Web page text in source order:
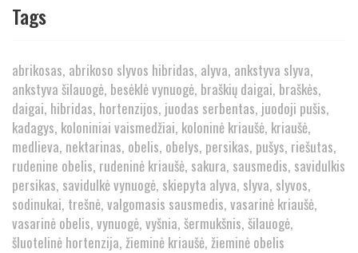
Tags
abrikosas abrikoso slyvos hibridas alyva ankstyva slyva
ankstyva šilauogė besėklė vynuogė braškių daigai braškės
daigai hibridas hortenzijos juodas serbentas juodoji pušis
kadagys koloniniai vaismedžiai koloninė kriaušė kriaušė
medlieva nektarinas obelis obelys persikas pušys riešutas
rudenine obelis rudeninė kriaušė sakura sausmedis savidulkis
persikas savidulkė vynuogė skiepyta alyva slyva slyvos
sodinukai trešnė valgomasis sausmedis vasarinė kriaušė
vasarinė obelis vynuogė vyšnia šermukšnis šilauogė
šluotelinė hortenzija žieminė kriaušė žieminė obelis